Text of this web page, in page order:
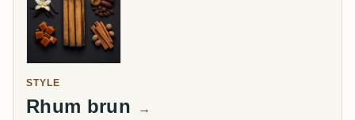
STYLE
Rhum brun →